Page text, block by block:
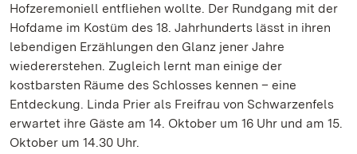
Hofzeremoniell entfliehen wollte. Der Rundgang mit der
Hofdame im Kostüm des 18. Jahrhunderts lässt in ihren
lebendigen Erzählungen den Glanz jener Jahre
wiedererstehen. Zugleich lernt man einige der
kostbarsten Räume des Schlosses kennen – eine
Entdeckung. Linda Prier als Freifrau von Schwarzenfels
erwartet ihre Gäste am 14. Oktober um 16 Uhr und am 15.
Oktober um 14.30 Uhr.